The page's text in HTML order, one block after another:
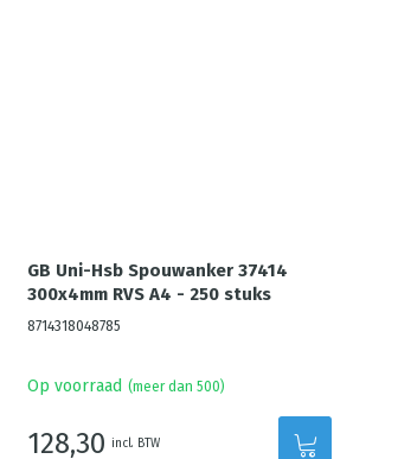
GB Uni-Hsb Spouwanker 37414
300x4mm RVS A4 - 250 stuks
8714318048785
Op voorraad (meer dan 500)
128,30 incl. BTW